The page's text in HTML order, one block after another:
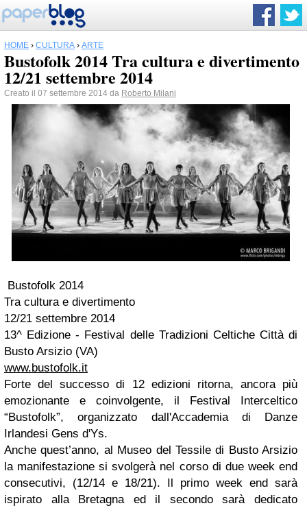
HOME › CULTURA › ARTE
Bustofolk 2014 Tra cultura e divertimento
12/21 settembre 2014
Creato il 07 settembre 2014 da Roberto Milani
Bustofolk 2014
Tra cultura e divertimento
12/21 settembre 2014
13^ Edizione - Festival delle Tradizioni Celtiche Città di
Busto Arsizio (VA)
www.bustofolk.it
Forte del successo di 12 edizioni ritorna, ancora più
emozionante e coinvolgente, il Festival Interceltico
“Bustofolk”, organizzato dall'Accademia di Danze
Irlandesi Gens d'Ys.
Anche quest’anno, al Museo del Tessile di Busto Arsizio
la manifestazione si svolgerà nel corso di due week end
consecutivi, (12/14 e 18/21). Il primo week end sarà
ispirato alla Bretagna ed il secondo sarà dedicato